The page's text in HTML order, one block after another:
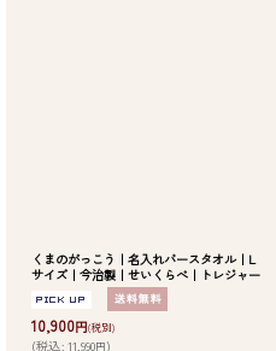
くまのがっこう｜名入れバースタオル｜L
サイズ｜今治製｜せいくらべ｜トレジャー
10,900円(税別)
(税込: 11,990円)